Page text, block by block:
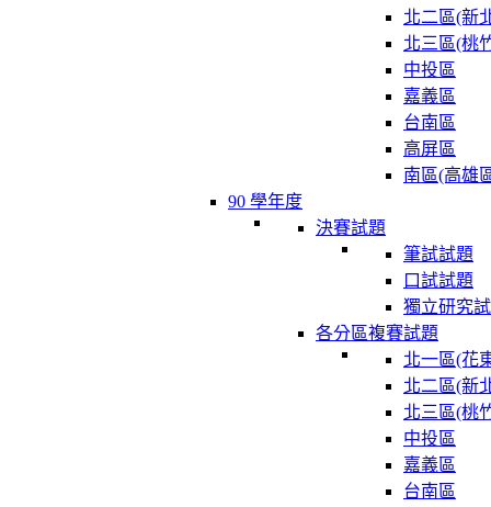
北二區(新
北三區(桃
中投區
嘉義區
台南區
高屏區
南區(高雄
90 學年度
決賽試題
筆試試題
口試試題
獨立研究
各分區複賽試題
北一區(花
北二區(新
北三區(桃
中投區
嘉義區
台南區